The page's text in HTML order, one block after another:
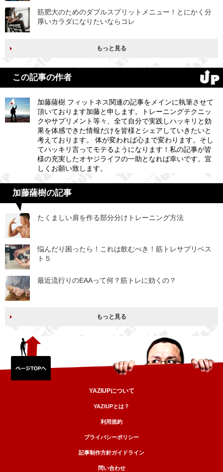
筋肥大のためのダブルスプリットメニュー！とにかく分
厚いカラダになりたいならコレ
もっと見る
この記事の作者
加藤薩樹 フィットネス関連の記事をメインに執筆させて
頂いております加藤と申します。トレーニングテクニッ
クやサプリメント等々、全て自分で実践しハッキリと効
果を体感できた情報だけを皆様とシェアしていきたいと
考えております。 体が変われば心まで変わります。そし
てハッキリ言ってモテるようになります！私の記事が皆
様の充実したオヤジライフの一助となれば幸いです。宜
しくお願い致します。
加藤薩樹の記事
たくましい肩を作る部分分けトレーニング方法
悩んだり困ったら！これは飲むべき！筋トレサプリベス
ト５
最近流行りのEAAって何？筋トレに効くの？
もっと見る
YAZIUPについて
YAZIUPとは？
利用規約
プライバシーポリシー
記事制作方針ガイドライン
問い合わせ